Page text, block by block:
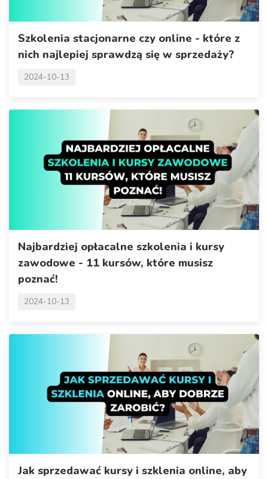
Szkolenia stacjonarne czy online - które z
nich najlepiej sprawdzą się w sprzedaży?
2024-10-13
Najbardziej opłacalne szkolenia i kursy
zawodowe - 11 kursów, które musisz
poznać!
2024-10-13
Jak sprzedawać kursy i szklenia online, aby